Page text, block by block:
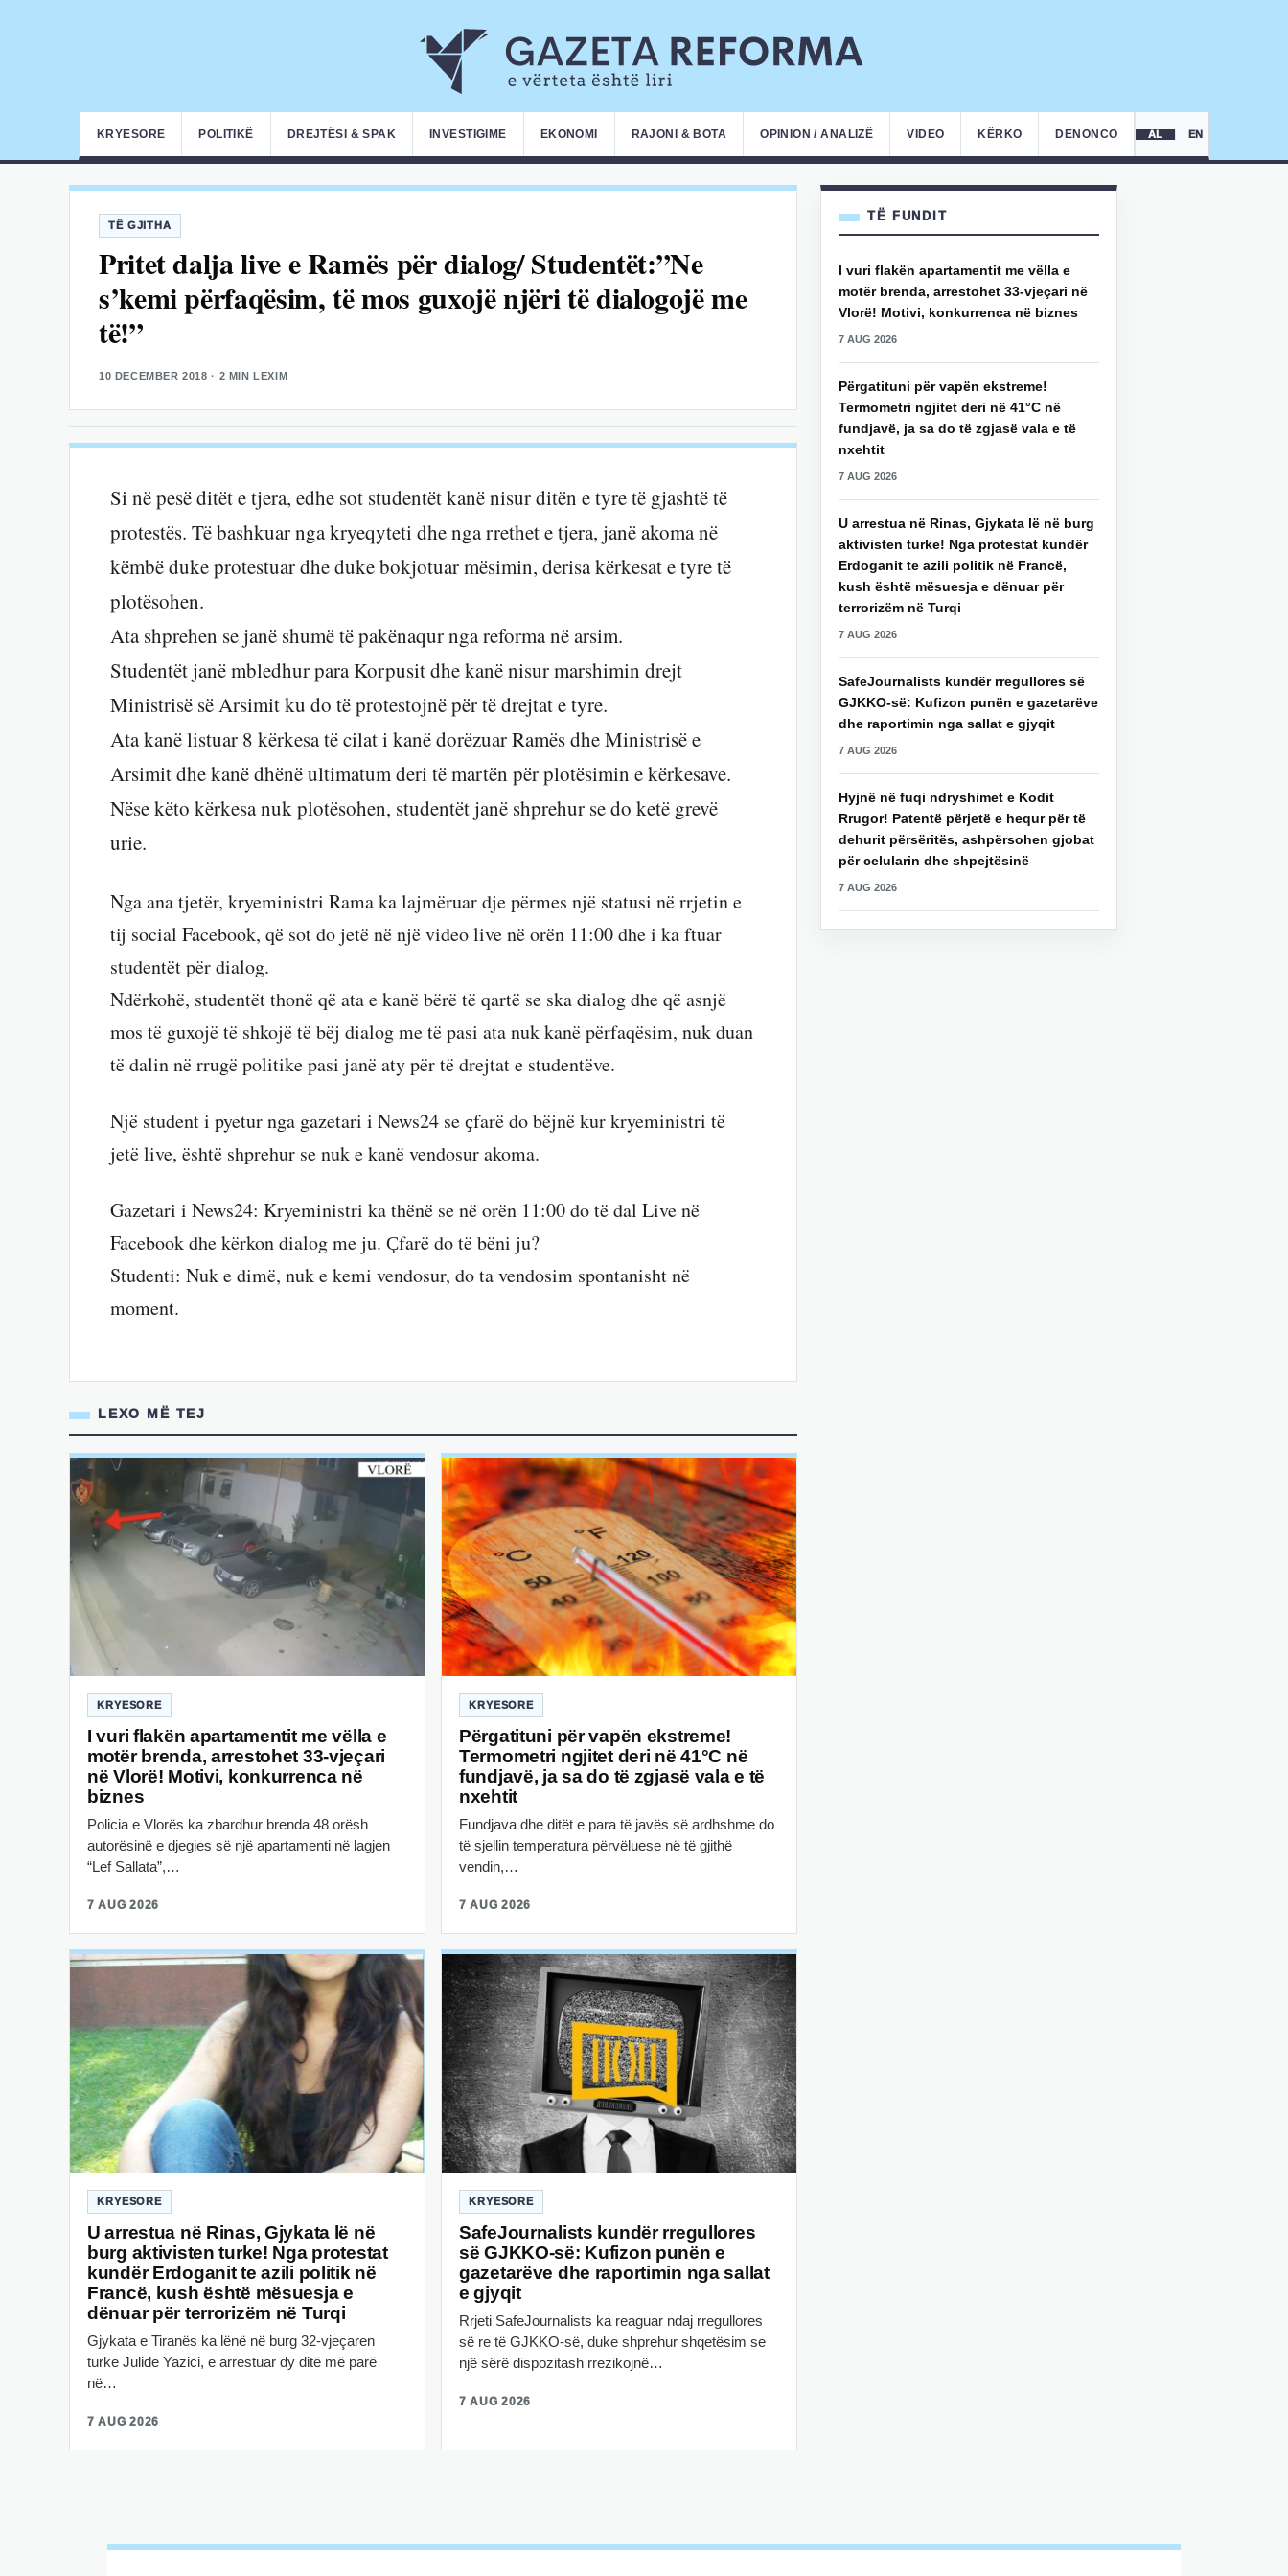
KRYESORE POLITIKË DREJTËSI & SPAK INVESTIGIME EKONOMI RAJONI & BOTA OPINION / ANALIZË VIDEO KËRKO DENONCO AL EN
TË GJITHA
Pritet dalja live e Ramës për dialog/ Studentët:”Ne
s’kemi përfaqësim, të mos guxojë njëri të dialogojë me
të!”
10 DECEMBER 2018 · 2 MIN LEXIM
Si në pesë ditët e tjera, edhe sot studentët kanë nisur ditën e tyre të gjashtë të
protestës. Të bashkuar nga kryeqyteti dhe nga rrethet e tjera, janë akoma në
këmbë duke protestuar dhe duke bokjotuar mësimin, derisa kërkesat e tyre të
plotësohen.
Ata shprehen se janë shumë të pakënaqur nga reforma në arsim.
Studentët janë mbledhur para Korpusit dhe kanë nisur marshimin drejt
Ministrisë së Arsimit ku do të protestojnë për të drejtat e tyre.
Ata kanë listuar 8 kërkesa të cilat i kanë dorëzuar Ramës dhe Ministrisë e
Arsimit dhe kanë dhënë ultimatum deri të martën për plotësimin e kërkesave.
Nëse këto kërkesa nuk plotësohen, studentët janë shprehur se do ketë grevë
urie.
Nga ana tjetër, kryeministri Rama ka lajmëruar dje përmes një statusi në rrjetin e
tij social Facebook, që sot do jetë në një video live në orën 11:00 dhe i ka ftuar
studentët për dialog.
Ndërkohë, studentët thonë që ata e kanë bërë të qartë se ska dialog dhe që asnjë
mos të guxojë të shkojë të bëj dialog me të pasi ata nuk kanë përfaqësim, nuk duan
të dalin në rrugë politike pasi janë aty për të drejtat e studentëve.
Një student i pyetur nga gazetari i News24 se ҫfarë do bëjnë kur kryeministri të
jetë live, është shprehur se nuk e kanë vendosur akoma.
Gazetari i News24: Kryeministri ka thënë se në orën 11:00 do të dal Live në
Facebook dhe kërkon dialog me ju. Ҫfarë do të bëni ju?
Studenti: Nuk e dimë, nuk e kemi vendosur, do ta vendosim spontanisht në
moment.
LEXO MË TEJ
KRYESORE
I vuri flakën apartamentit me vëlla e
motër brenda, arrestohet 33-vjeçari
në Vlorë! Motivi, konkurrenca në
biznes
Policia e Vlorës ka zbardhur brenda 48 orësh
autorësinë e djegies së një apartamenti në lagjen
“Lef Sallata”,…
7 AUG 2026
KRYESORE
Përgatituni për vapën ekstreme!
Termometri ngjitet deri në 41°C në
fundjavë, ja sa do të zgjasë vala e të
nxehtit
Fundjava dhe ditët e para të javës së ardhshme do
të sjellin temperatura përvëluese në të gjithë
vendin,…
7 AUG 2026
KRYESORE
U arrestua në Rinas, Gjykata lë në
burg aktivisten turke! Nga protestat
kundër Erdoganit te azili politik në
Francë, kush është mësuesja e
dënuar për terrorizëm në Turqi
Gjykata e Tiranës ka lënë në burg 32-vjeçaren
turke Julide Yazici, e arrestuar dy ditë më parë
në…
7 AUG 2026
KRYESORE
SafeJournalists kundër rregullores
së GJKKO-së: Kufizon punën e
gazetarëve dhe raportimin nga sallat
e gjyqit
Rrjeti SafeJournalists ka reaguar ndaj rregullores
së re të GJKKO-së, duke shprehur shqetësim se
një sërë dispozitash rrezikojnë…
7 AUG 2026
TË FUNDIT
I vuri flakën apartamentit me vëlla e
motër brenda, arrestohet 33-vjeçari në
Vlorë! Motivi, konkurrenca në biznes
7 AUG 2026
Përgatituni për vapën ekstreme!
Termometri ngjitet deri në 41°C në
fundjavë, ja sa do të zgjasë vala e të
nxehtit
7 AUG 2026
U arrestua në Rinas, Gjykata lë në burg
aktivisten turke! Nga protestat kundër
Erdoganit te azili politik në Francë,
kush është mësuesja e dënuar për
terrorizëm në Turqi
7 AUG 2026
SafeJournalists kundër rregullores së
GJKKO-së: Kufizon punën e gazetarëve
dhe raportimin nga sallat e gjyqit
7 AUG 2026
Hyjnë në fuqi ndryshimet e Kodit
Rrugor! Patentë përjetë e hequr për të
dehurit përsëritës, ashpërsohen gjobat
për celularin dhe shpejtësinë
7 AUG 2026